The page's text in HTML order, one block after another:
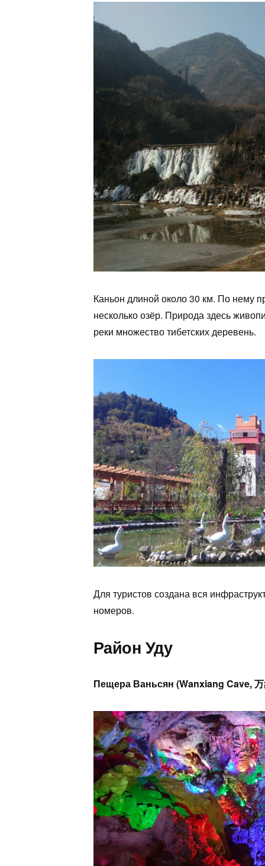
Каньон длиной около 30 км. По нему
несколько озёр. Природа здесь
реки множество тибетских деревень.
Для туристов создана вся
номеров.
Район Уду
Пещера Ваньсян (Wanxiang Cave, 万